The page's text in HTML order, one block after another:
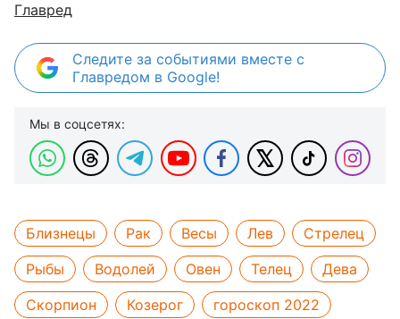
Главред
Следите за событиями вместе с
Главредом в Google!
Мы в соцсетях:
Близнецы Рак Весы Лев
Стрелец
Рыбы
Водолей Овен Телец
Дева
Скорпион
Козерог гороскоп 2022